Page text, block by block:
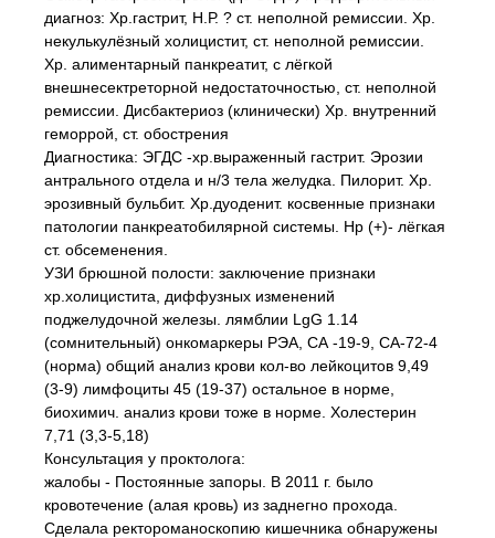
диагноз: Хр.гастрит, Н.Р. ? ст. неполной ремиссии. Хр.
некулькулёзный холицистит, ст. неполной ремиссии.
Хр. алиментарный панкреатит, с лёгкой
внешнесектреторной недостаточностью, ст. неполной
ремиссии. Дисбактериоз (клинически) Хр. внутренний
геморрой, ст. обострения
Диагностика: ЭГДС -хр.выраженный гастрит. Эрозии
антрального отдела и н/3 тела желудка. Пилорит. Хр.
эрозивный бульбит. Хр.дуоденит. косвенные признаки
патологии панкреатобилярной системы. Нр (+)- лёгкая
ст. обсеменения.
УЗИ брюшной полости: заключение признаки
хр.холицистита, диффузных изменений
поджелудочной железы. лямблии LgG 1.14
(сомнительный) онкомаркеры РЭА, СА -19-9, СА-72-4
(норма) общий анализ крови кол-во лейкоцитов 9,49
(3-9) лимфоциты 45 (19-37) остальное в норме,
биохимич. анализ крови тоже в норме. Холестерин
7,71 (3,3-5,18)
Консультация у проктолога:
жалобы - Постоянные запоры. В 2011 г. было
кровотечение (алая кровь) из заднегно прохода.
Сделала ректороманоскопию кишечника обнаружены